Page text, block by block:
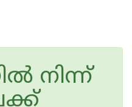
നിന്ന്